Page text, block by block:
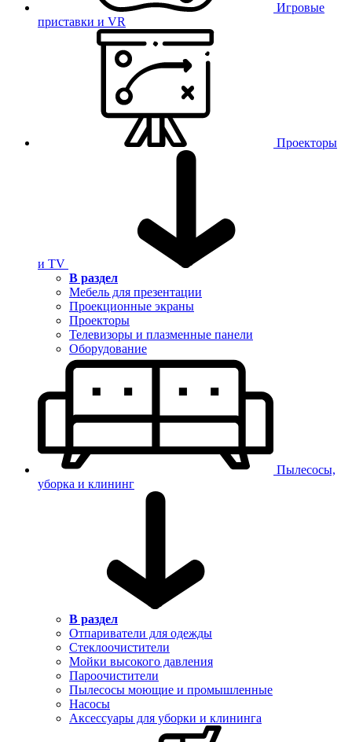
Игровые
приставки и VR
Проекторы
и TV
В раздел
Мебель для презентации
Проекционные экраны
Проекторы
Телевизоры и плазменные панели
Оборудование
Пылесосы,
уборка и клининг
В раздел
Отпариватели для одежды
Стеклоочистители
Мойки высокого давления
Пароочистители
Пылесосы моющие и промышленные
Насосы
Аксессуары для уборки и клининга